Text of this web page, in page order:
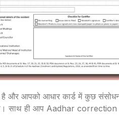
है और आपको आधार कार्ड में कुछ
साथ ही आप Aadhar correction